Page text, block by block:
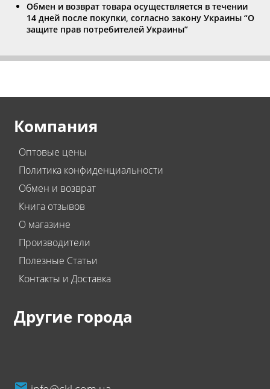
Обмен и возврат товара осуществляется в течении
14 дней после покупки, согласно закону Украины “О
защите прав потребителей Украины”
Компания
Оптовые цены
Политика конфиденциальности
Обмен и возврат
Книга отзывов
О магазине
Производители
Полезные Статьи
Контакты и Доставка
Другие города